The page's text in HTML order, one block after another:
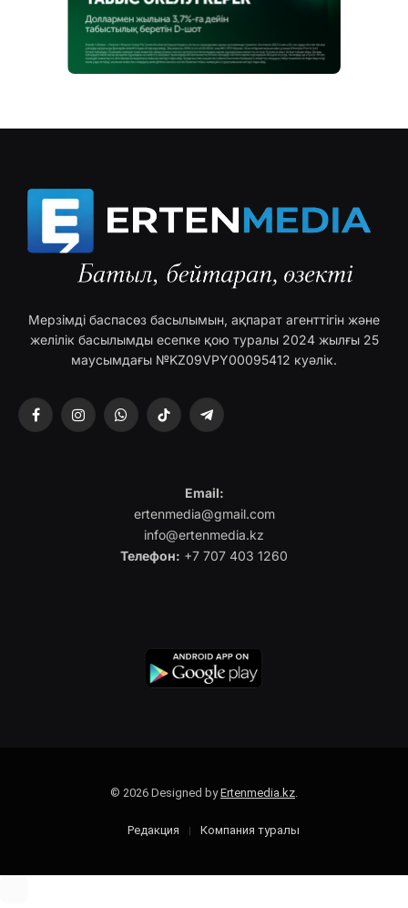
Мерзімді баспасөз басылымын, ақпарат агенттігін және
желілік басылымды есепке қою туралы 2024 жылғы 25
маусымдағы №KZ09VPY00095412 куәлік.
FacebookInstagramWhatsAppTikTok Telegram
Email:
ertenmedia@gmail.com
info@ertenmedia.kz
Телефон: +7 707 403 1260
© 2026 Designed byErtenmedia.kz.
Редакция Компания туралы